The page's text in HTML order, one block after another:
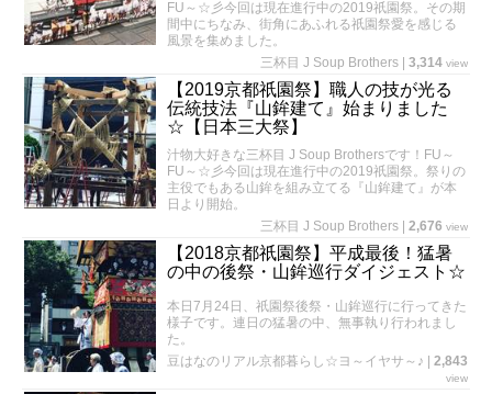
FU～☆彡今回は現在進行中の2019祇園祭。その期
間中にちなみ、街角にあふれる祇園祭愛を感じる
風景を集めました。
三杯目 J Soup Brothers
3,314 view
【2019京都祇園祭】職人の技が光る
伝統技法『山鉾建て』始まりました
☆【日本三大祭】
汁物大好きな三杯目 J Soup Brothersです！FU～
FU～☆彡今回は現在進行中の2019祇園祭。祭りの
主役でもある山鉾を組み立てる『山鉾建て』が本
日より開始。
三杯目 J Soup Brothers
2,676 view
【2018京都祇園祭】平成最後！猛暑
の中の後祭・山鉾巡行ダイジェスト☆
本日7月24日、祇園祭後祭・山鉾巡行に行ってきた
様子です。連日の猛暑の中、無事執り行われまし
た。
豆はなのリアル京都暮らし☆ヨ～イヤサ～♪
2,843
view